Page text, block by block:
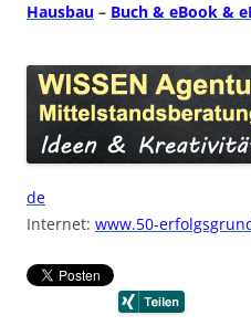
Hausbau – Buch & eBook &
de
Internet: www.50-